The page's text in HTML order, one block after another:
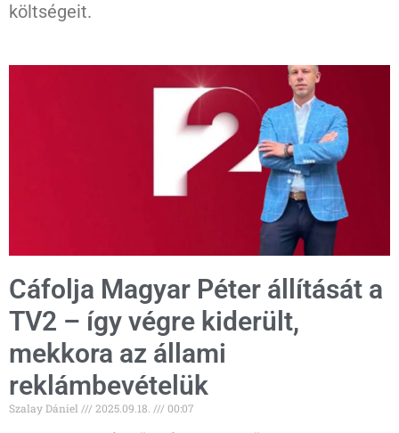
költségeit.
Cáfolja Magyar Péter állítását a
TV2 – így végre kiderült,
mekkora az állami
reklámbevételük
Szalay Dániel 2025.09.18. 00:07